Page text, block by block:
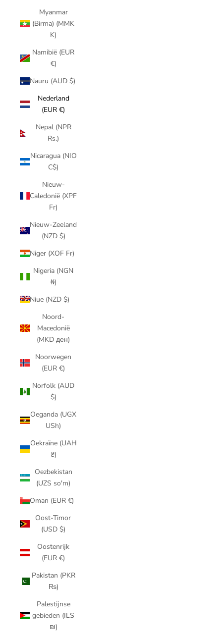
Myanmar
(Birma) (MMK
K)
Namibië (EUR
€)
Nauru (AUD $)
Nederland
(EUR €)
Nepal (NPR
Rs.)
Nicaragua (NIO
C$)
Nieuw-
Caledonië (XPF
Fr)
Nieuw-Zeeland
(NZD $)
Niger (XOF Fr)
Nigeria (NGN
₦)
Niue (NZD $)
Noord-
Macedonië
(MKD ден)
Noorwegen
(EUR €)
Norfolk (AUD
$)
Oeganda (UGX
USh)
Oekraïne (UAH
₴)
Oezbekistan
(UZS so'm)
Oman (EUR €)
Oost-Timor
(USD $)
Oostenrijk
(EUR €)
Pakistan (PKR
₨)
Palestijnse
gebieden (ILS
₪)